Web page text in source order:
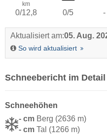
km
0/12,8 0/5 -
Aktualisiert am:05. Aug.
So wird aktualisiert
Schneebericht im Detail
Schneehöhen
- cm Berg (2636 m)
- cm Tal (1266 m)